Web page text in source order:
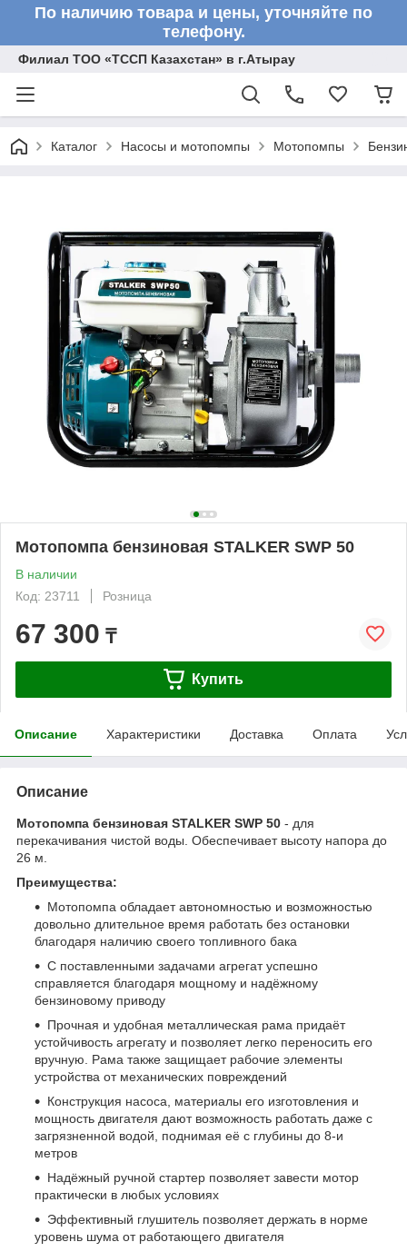
По наличию товара и цены, уточняйте по
телефону.
Филиал ТОО «ТССП Казахстан» в г.Атырау
Каталог Насосы и мотопомпы Мотопомпы
Мотопомпа бензиновая STALKER SWP 50
В наличии
Код: 23711
Розница
67 300 ₸
Купить
Описание Характеристики Доставка Оплата
Описание
Мотопомпа бензиновая STALKER SWP 50 - для
перекачивания чистой воды. Обеспечивает высоту напора до
26 м.
Преимущества:
Мотопомпа обладает автономностью и возможностью
довольно длительное время работать без остановки
благодаря наличию своего топливного бака
С поставленными задачами агрегат успешно
справляется благодаря мощному и надёжному
бензиновому приводу
Прочная и удобная металлическая рама придаёт
устойчивость агрегату и позволяет легко переносить его
вручную. Рама также защищает рабочие элементы
устройства от механических повреждений
Конструкция насоса, материалы его изготовления и
мощность двигателя дают возможность работать даже с
загрязненной водой, поднимая её с глубины до 8-и
метров
Надёжный ручной стартер позволяет завести мотор
практически в любых условиях
Эффективный глушитель позволяет держать в норме
уровень шума от работающего двигателя